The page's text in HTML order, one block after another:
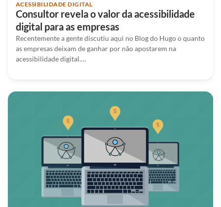
ACESSIBILIDADE DIGITAL
Consultor revela o valor da acessibilidade
digital para as empresas
Recentemente a gente discutiu aqui no Blog do Hugo o quanto
as empresas deixam de ganhar por não apostarem na
acessibilidade digital.…